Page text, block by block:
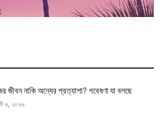
জীবন নাকি অন্যের প্রত্যাশা? গবেষণা যা বলছে
৬, ২০২৬